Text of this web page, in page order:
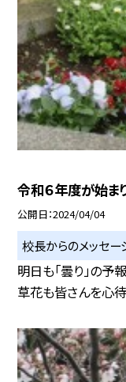
令和６年度が始ま
公開日 2024/04/04
校長からのメッセー
明日も「曇り」の予
草花も皆さんを心